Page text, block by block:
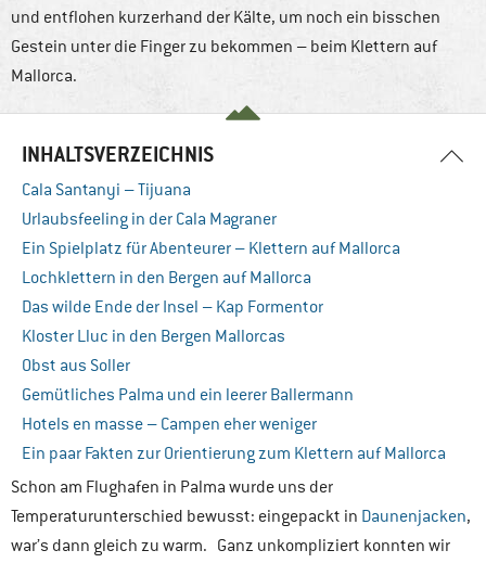
und entflohen kurzerhand der Kälte, um noch ein bisschen
Gestein unter die Finger zu bekommen – beim Klettern auf
Mallorca.
INHALTSVERZEICHNIS
Cala Santanyi – Tijuana
Urlaubsfeeling in der Cala Magraner
Ein Spielplatz für Abenteurer – Klettern auf Mallorca
Lochklettern in den Bergen auf Mallorca
Das wilde Ende der Insel – Kap Formentor
Kloster Lluc in den Bergen Mallorcas
Obst aus Soller
Gemütliches Palma und ein leerer Ballermann
Hotels en masse – Campen eher weniger
Ein paar Fakten zur Orientierung zum Klettern auf Mallorca
Schon am Flughafen in Palma wurde uns der
Temperaturunterschied bewusst: eingepackt in Daunenjacken,
war’s dann gleich zu warm. Ganz unkompliziert konnten wir